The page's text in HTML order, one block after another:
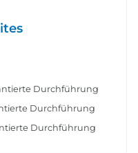
Durchführung
Durchführung
Durchführung